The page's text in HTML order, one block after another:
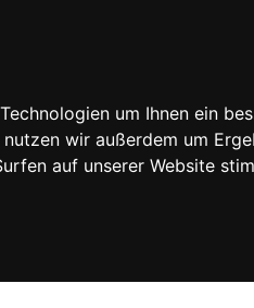
um Ihnen ein
wir außerdem um
auf unserer Website